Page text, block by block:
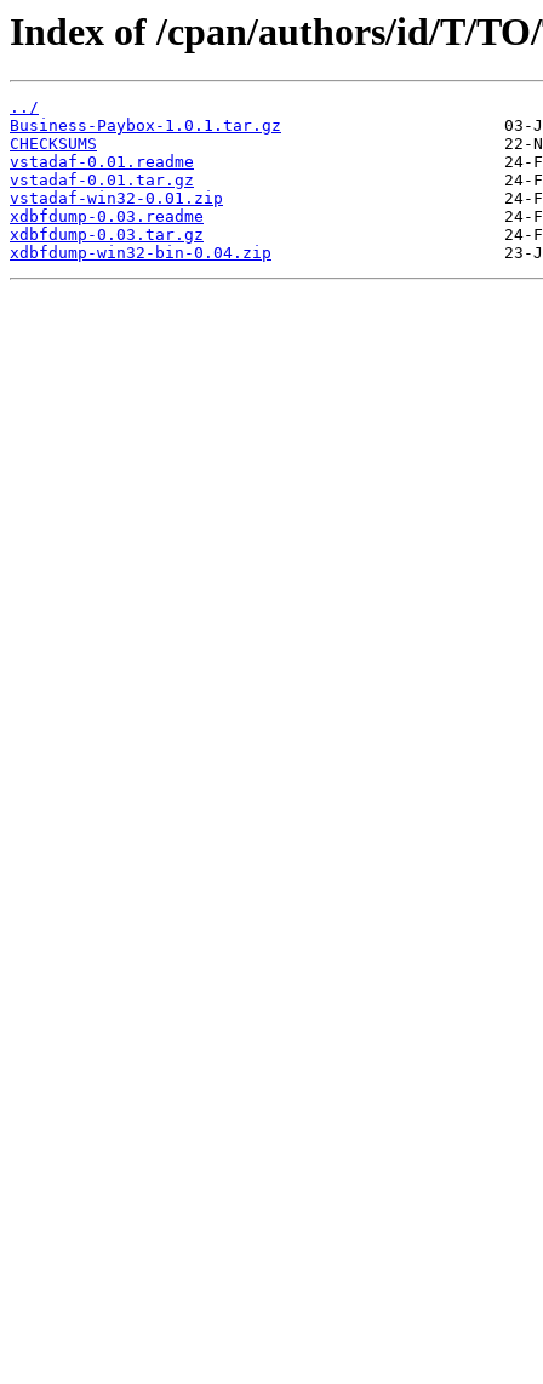
Index of /cpan/authors/id/T/
../
Business-Paybox-1.0.1.tar.gz
CHECKSUMS
vstadaf-0.01.readme
vstadaf-0.01.tar.gz
vstadaf-win32-0.01.zip
xdbfdump-0.03.readme
xdbfdump-0.03.tar.gz
xdbfdump-win32-bin-0.04.zip